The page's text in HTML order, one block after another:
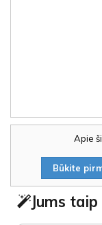
Apie
Būkite
Jums